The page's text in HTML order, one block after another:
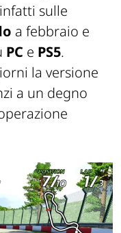
sulle
a febbraio e
PC e PS5.
la versione
a un degno